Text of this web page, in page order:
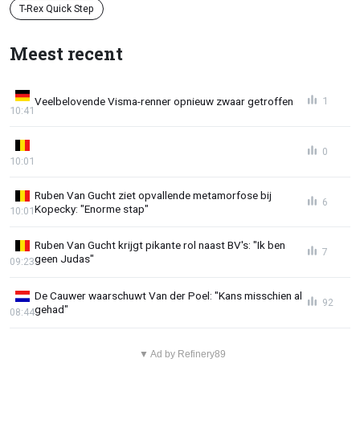
T-Rex Quick Step
Meest recent
Veelbelovende Visma-renner opnieuw zwaar getroffen
10:41
1
10:01
0
Ruben Van Gucht ziet opvallende metamorfose bij
Kopecky: "Enorme stap"
10:01
6
Ruben Van Gucht krijgt pikante rol naast BV's: "Ik ben
geen Judas"
09:23
7
De Cauwer waarschuwt Van der Poel: "Kans misschien al
gehad"
08:44
92
▼ Ad by Refinery89